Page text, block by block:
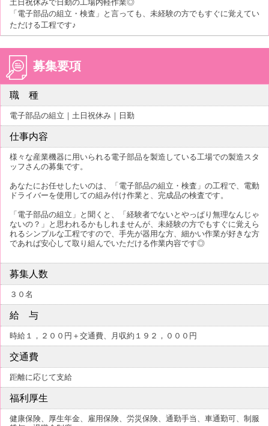
土日祝休みで日勤の工場内軽作業◎
「電子部品の組立・検査」と言っても、未経験の方でもすぐに覚えてい
ただける工程です♪
募集要項
職 種
電子部品の組立｜土日祝休み｜日勤
仕事内容
様々な産業機器に用いられる電子部品を製造している工場での製造スタ
ッフさんの募集です。
あなたにお任せしたいのは、「電子部品の組立・検査」の工程で、電動
ドライバーを使用しての組み付け作業と、完成品の検査です。
「電子部品の組立」と聞くと、「経験者でないとやっぱり無理なんじゃ
ないの？」と思われるかもしれませんが、未経験の方でもすぐに覚えら
れるシンプルな工程ですので、手先が器用な方、細かい作業が好きな方
であれば安心して取り組んでいただける作業内容です◎
募集人数
３０名
給 与
時給１，２００円＋交通費、月収約１９２，０００円
交通費
距離に応じて支給
福利厚生
健康保険、厚生年金、雇用保険、労災保険、通勤手当、車通勤可、制服